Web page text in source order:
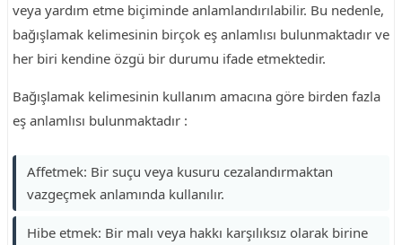
veya yardım etme biçiminde anlamlandırılabilir. Bu nedenle,
bağışlamak kelimesinin birçok eş anlamlısı bulunmaktadır ve
her biri kendine özgü bir durumu ifade etmektedir.
Bağışlamak kelimesinin kullanım amacına göre birden fazla
eş anlamlısı bulunmaktadır :
Affetmek: Bir suçu veya kusuru cezalandırmaktan
vazgeçmek anlamında kullanılır.
Hibe etmek: Bir malı veya hakkı karşılıksız olarak birine